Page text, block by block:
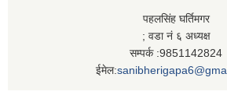
पहलसिंह घर्तिमगर
; वडा नं ६ अध्यक्ष
सम्पर्क :9851142824
ईमेल: